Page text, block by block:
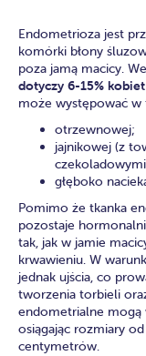
Endometrioza jest
komórki błony
poza jamą macicy.
dotyczy 6-15%
może występować w
otrzewnowej;
jajnikowej (z
głęboko
Pomimo że tkanka
pozostaje
tak, jak w jamie
krwawieniu. W
jednak ujścia, co
tworzenia torbieli
endometrialne
osiągając rozmiary
centymetrów.